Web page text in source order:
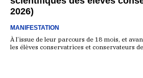
2026)
MANIFESTATION
À l’issue de leur parcours de 18 mois, et
les élèves conservatrices et conservateurs de